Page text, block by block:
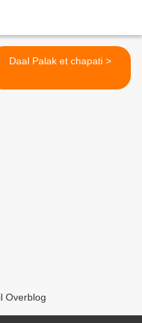
Daal Palak et chapati >
Overblog